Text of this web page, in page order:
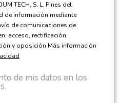
TECH, S. L. Fines del
de información mediante
de comunicaciones de
acceso, rectificación,
y oposición Más información
de mis datos en los